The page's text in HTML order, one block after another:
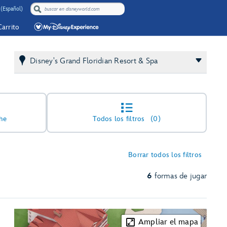
Disney's Grand Floridian Resort & Spa
Todos los filtros (0)
Borrar todos los filtros
6formas de jugar
Ampliar el mapa